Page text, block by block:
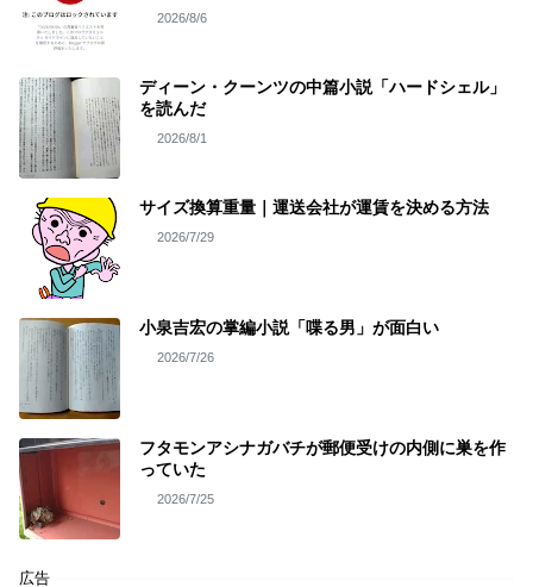
2026/8/6
ディーン・クーンツの中篇小説「ハードシェル」
を読んだ
2026/8/1
サイズ換算重量｜運送会社が運賃を決める方法
2026/7/29
小泉吉宏の掌編小説「喋る男」が面白い
2026/7/26
フタモンアシナガバチが郵便受けの内側に巣を作
っていた
2026/7/25
広告